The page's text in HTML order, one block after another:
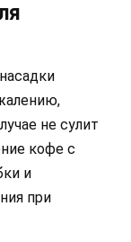
не сулит
кофе с
и
при